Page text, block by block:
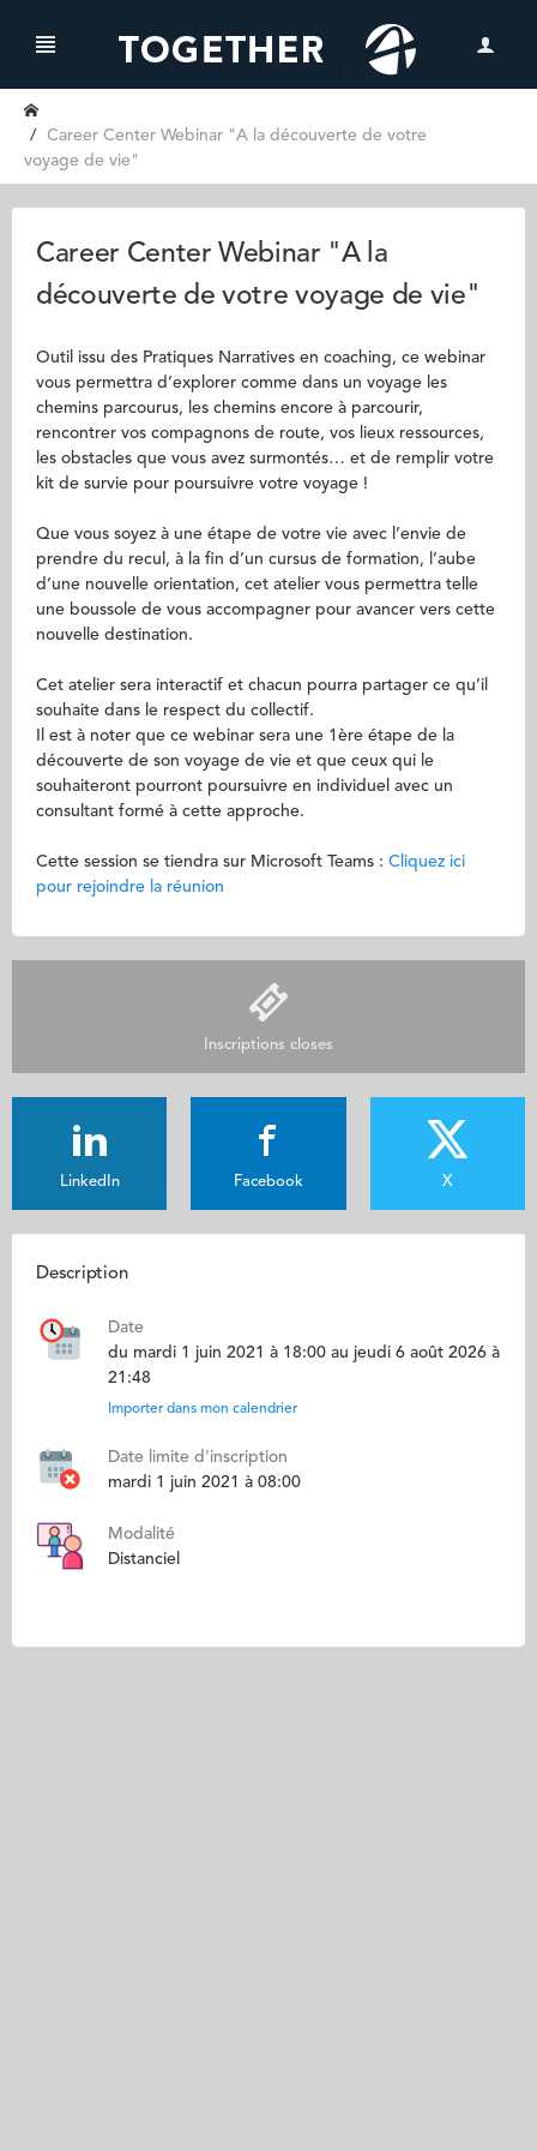
Career Center Webinar "A la découverte de votre
voyage de vie"
Career Center Webinar "A la
découverte de votre voyage de vie"
Outil issu des Pratiques Narratives en coaching, ce webinar
vous permettra d’explorer comme dans un voyage les
chemins parcourus, les chemins encore à parcourir,
rencontrer vos compagnons de route, vos lieux ressources,
les obstacles que vous avez surmontés… et de remplir votre
kit de survie pour poursuivre votre voyage !
Que vous soyez à une étape de votre vie avec l’envie de
prendre du recul, à la fin d’un cursus de formation, l’aube
d’une nouvelle orientation, cet atelier vous permettra telle
une boussole de vous accompagner pour avancer vers cette
nouvelle destination.
Cet atelier sera interactif et chacun pourra partager ce qu’il
souhaite dans le respect du collectif.
Il est à noter que ce webinar sera une 1ère étape de la
découverte de son voyage de vie et que ceux qui le
souhaiteront pourront poursuivre en individuel avec un
consultant formé à cette approche.
Cette session se tiendra sur Microsoft Teams : Cliquez ici
pour rejoindre la réunion
Inscriptions closes
LinkedIn Facebook X
Description
Date
du mardi 1 juin 2021 à 18:00 au jeudi 6 août 2026 à
21:48
Importer dans mon calendrier
Date limite d'inscription
mardi 1 juin 2021 à 08:00
Modalité
Distanciel